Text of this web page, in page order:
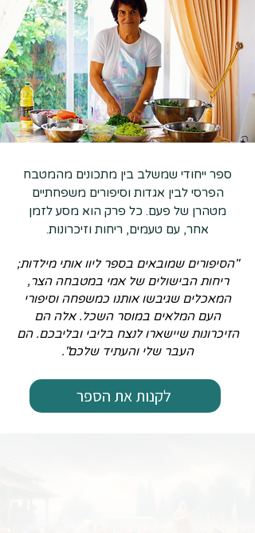
ספר ייחודי שמשלב בין מתכונים מהמטבח
הפרסי לבין אגדות וסיפורים משפחתיים
מטהרן של פעם. כל פרק הוא מסע לזמן
אחר, עם טעמים, ריחות וזיכרונות.
"הסיפורים שמובאים בספר ליוו אותי מילדות;
ריחות הבישולים של אמי במטבחה הצר,
המאכלים שגיבשו אותנו כמשפחה וסיפורי
העם המלאים במוסר השכל. אלה הם
הזיכרונות שיישארו לנצח בליבי ובליבכם. הם
העבר שלי והעתיד שלכם".
לקנות את הספר